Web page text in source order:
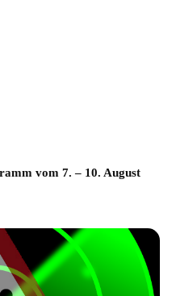
vom 7. – 10. August